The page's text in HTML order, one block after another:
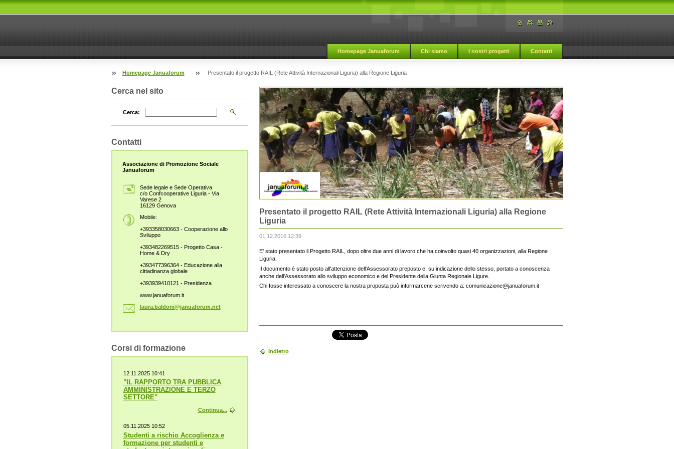
Homepage Januaforum Chi siamo I nostri progetti Contatti
Homepage Januaforum Presentato il progetto RAIL (Rete Attività Internazionali Liguria) alla Regione Liguria
Presentato il progetto RAIL (Rete Attività Internazionali Liguria) alla Regione
Liguria
01.12.2016 12:39
E' stato presentato il Progetto RAIL, dopo oltre due anni di lavoro che ha coinvolto quasi 40 organizzazioni, alla Regione
Liguria.
Il documento è stato posto all'attenzione dell'Assessorato preposto e, su indicazione dello stesso, portato a conoscenza
anche dell'Assessorato allo sviluppo economico e del Presidente della Giunta Regionale Ligure.
Chi fosse interessato a conoscere la nostra proposta può informarcene scrivendo a: comunicazione@januaforum.it
Indietro
Cerca nel sito
Cerca:
Contatti
Associazione di Promozione Sociale
Januaforum
Sede legale e Sede Operativa
c/o Confcooperative Liguria - Via
Varese 2
16129 Genova
Mobile:
+393358030663 - Cooperazione allo
Sviluppo
+393482269515 - Progetto Casa -
Home & Dry
+393477396364 - Educazione alla
cittadinanza globale
+393939410121 - Presidenza
www.januaforum.it
laura.baldoni@januaforum.net
Corsi di formazione
12.11.2025 10:41
"IL RAPPORTO TRA PUBBLICA
AMMINISTRAZIONE E TERZO
SETTORE"
Continua...
05.11.2025 10:52
Studenti a rischio Accoglienza e
formazione per studenti e